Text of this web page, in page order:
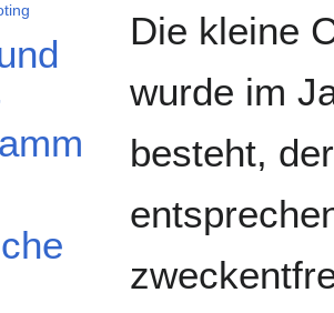
Die kleine
wurde im
besteht,